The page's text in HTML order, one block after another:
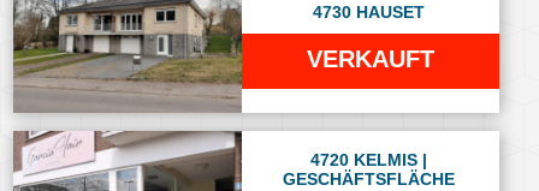
4730 HAUSET
VERKAUFT
4720 KELMIS |
GESCHÄFTSFLÄCHE